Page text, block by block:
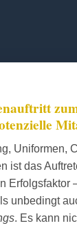
Uniformen,
ist das
Erfolgsfaktor
unbedingt
. Es kann